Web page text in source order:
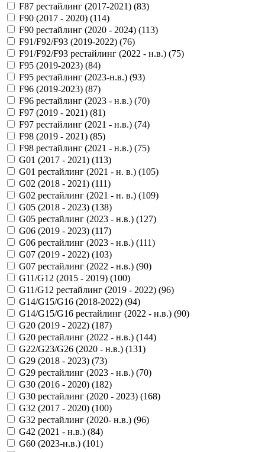
F87 рестайлинг (2017-2021) (83)
F90 (2017 - 2020) (114)
F90 рестайлинг (2020 - 2024) (113)
F91/F92/F93 (2019-2022) (76)
F91/F92/F93 рестайлинг (2022 - н.в.) (75)
F95 (2019-2023) (84)
F95 рестайлинг (2023-н.в.) (93)
F96 (2019-2023) (87)
F96 рестайлинг (2023 - н.в.) (70)
F97 (2019 - 2021) (81)
F97 рестайлинг (2021 - н.в.) (74)
F98 (2019 - 2021) (85)
F98 рестайлинг (2021 - н.в.) (75)
G01 (2017 - 2021) (113)
G01 рестайлинг (2021 - н. в.) (105)
G02 (2018 - 2021) (111)
G02 рестайлинг (2021 - н. в.) (109)
G05 (2018 - 2023) (138)
G05 рестайлинг (2023 - н.в.) (127)
G06 (2019 - 2023) (117)
G06 рестайлинг (2023 - н.в.) (111)
G07 (2019 - 2022) (103)
G07 рестайлинг (2022 - н.в.) (90)
G11/G12 (2015 - 2019) (100)
G11/G12 рестайлинг (2019 - 2022) (96)
G14/G15/G16 (2018-2022) (94)
G14/G15/G16 рестайлинг (2022 - н.в.) (90)
G20 (2019 - 2022) (187)
G20 рестайлинг (2022 - н.в.) (144)
G22/G23/G26 (2020 - н.в.) (131)
G29 (2018 - 2023) (73)
G29 рестайлинг (2023 - н.в.) (70)
G30 (2016 - 2020) (182)
G30 рестайлинг (2020 - 2023) (168)
G32 (2017 - 2020) (100)
G32 рестайлинг (2020- н.в.) (96)
G42 (2021 - н.в.) (84)
G60 (2023-н.в.) (101)